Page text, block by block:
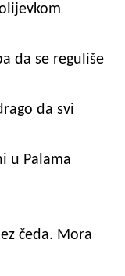
da se reguliše
da svi
u Palama
čeda. Mora